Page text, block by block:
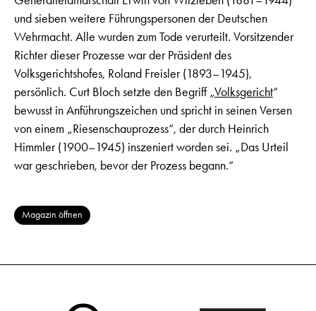
und sieben weitere Führungspersonen der Deutschen
Wehrmacht. Alle wurden zum Tode verurteilt. Vorsitzender
Richter dieser Prozesse war der Präsident des
Volksgerichtshofes, Roland Freisler (1893–1945),
persönlich. Curt Bloch setzte den Begriff „Volksgericht“
bewusst in Anführungszeichen und spricht in seinen Versen
von einem „Riesenschauprozess“, der durch Heinrich
Himmler (1900–1945) inszeniert worden sei. „Das Urteil
war geschrieben, bevor der Prozess begann.“
Magazin öffnen